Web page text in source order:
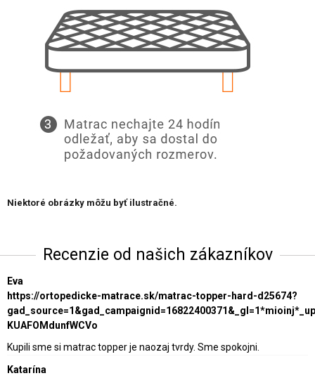
Niektoré obrázky môžu byť ilustračné.
Recenzie od našich zákazníkov
Eva
https://ortopedicke-matrace.sk/matrac-topper-hard-d25674?
KUAFOMdunfWCVo
Kupili sme si matrac topper je naozaj tvrdy. Sme spokojni.
Katarína